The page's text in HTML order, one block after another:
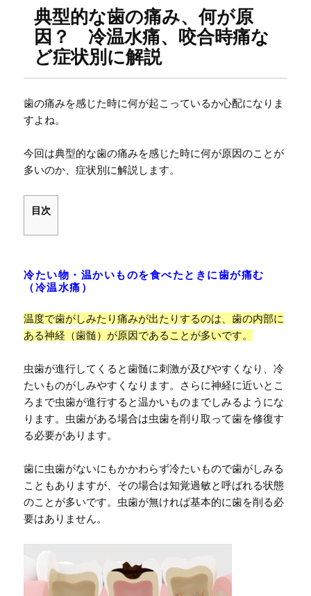
典型的な歯の痛み、何が原
因？ 冷温水痛、咬合時痛な
ど症状別に解説
歯の痛みを感じた時に何が起こっているか心配になりま
すよね。
今回は典型的な歯の痛みを感じた時に何が原因のことが
多いのか、症状別に解説します。
目次
冷たい物・温かいものを食べたときに歯が痛む
（冷温水痛）
温度で歯がしみたり痛みが出たりするのは、歯の内部に
ある神経（歯髄）が原因であることが多いです。
虫歯が進行してくると歯髄に刺激が及びやすくなり、冷
たいものがしみやすくなります。さらに神経に近いとこ
ろまで虫歯が進行すると温かいものまでしみるようにな
ります。虫歯がある場合は虫歯を削り取って歯を修復す
る必要があります。
歯に虫歯がないにもかかわらず冷たいもので歯がしみる
こともありますが、その場合は知覚過敏と呼ばれる状態
のことが多いです。虫歯が無ければ基本的に歯を削る必
要はありません。